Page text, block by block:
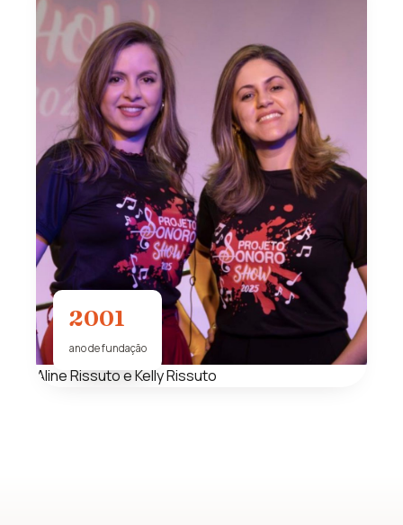
2001
ano de fundação
Aline Rissuto e Kelly Rissuto